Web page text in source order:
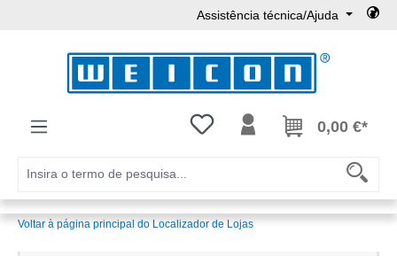
Assistência técnica/Ajuda
Tem 0 itens da lista de desejos
0,00 €*
Voltar à página principal do Localizador de Lojas